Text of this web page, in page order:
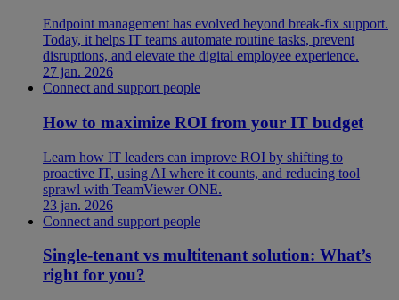
Endpoint management has evolved beyond break-fix support.
Today, it helps IT teams automate routine tasks, prevent
disruptions, and elevate the digital employee experience.
27 jan. 2026
Connect and support people
How to maximize ROI from your IT budget
Learn how IT leaders can improve ROI by shifting to
proactive IT, using AI where it counts, and reducing tool
sprawl with TeamViewer ONE.
23 jan. 2026
Connect and support people
Single-tenant vs multitenant solution: What’s
right for you?